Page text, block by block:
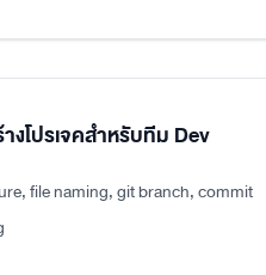
งโปรเจคสำหรับทีม Dev
file naming, git branch, commit